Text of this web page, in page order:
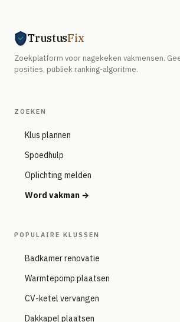
TrustusFix
Zoekplatform voor nagekeken vakmensen.
posities, publiek ranking-algoritme.
ZOEKEN
Klus plannen
Spoedhulp
Oplichting melden
Word vakman →
POPULAIRE KLUSSEN
Badkamer renovatie
Warmtepomp plaatsen
CV-ketel vervangen
Dakkapel plaatsen